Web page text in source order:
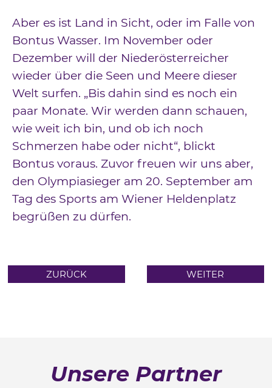
Aber es ist Land in Sicht, oder im Falle von
Bontus Wasser. Im November oder
Dezember will der Niederösterreicher
wieder über die Seen und Meere dieser
Welt surfen. „Bis dahin sind es noch ein
paar Monate. Wir werden dann schauen,
wie weit ich bin, und ob ich noch
Schmerzen habe oder nicht“, blickt
Bontus voraus. Zuvor freuen wir uns aber,
den Olympiasieger am 20. September am
Tag des Sports am Wiener Heldenplatz
begrüßen zu dürfen.
ZURÜCK WEITER
Unsere Partner